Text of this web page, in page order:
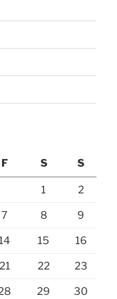
F S S
1 2
7 8 9
15 16
21 22 23
29 30